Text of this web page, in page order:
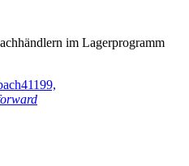
im Lagerprogramm
41199,